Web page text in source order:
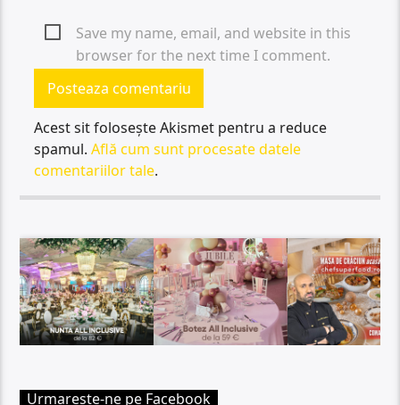
Save my name, email, and website in this
browser for the next time I comment.
Acest sit folosește Akismet pentru a reduce
spamul.Află cum sunt procesate datele
comentariilor tale.
Urmareste-ne pe Facebook